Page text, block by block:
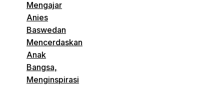
Mengajar
Anies
Baswedan
Mencerdaskan
Anak
Bangsa,
Menginspirasi